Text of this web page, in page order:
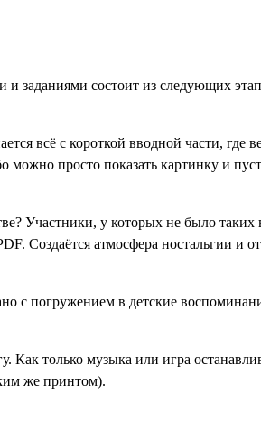
и заданиями состоит из следующих
всё с короткой вводной части, где
просто показать картинку и
Участники, у которых не было
Создаётся атмосфера ностальгии и
с погружением в детские
Как только музыка или игра
же принтом).